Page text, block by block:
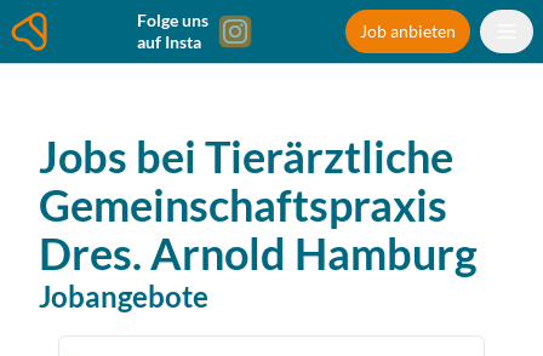
Folge uns
auf Insta
Job anbieten
Jobs bei Tierärztliche
Gemeinschaftspraxis
Dres. Arnold Hamburg
Jobangebote